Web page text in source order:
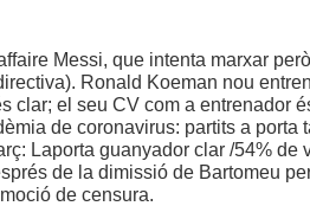
Messi, que intenta marxar
Ronald Koeman nou
clar; el seu CV com a entrenador
de coronavirus: partits a porta
Laporta guanyador clar /54% de
de la dimissió de Bartomeu
de censura.